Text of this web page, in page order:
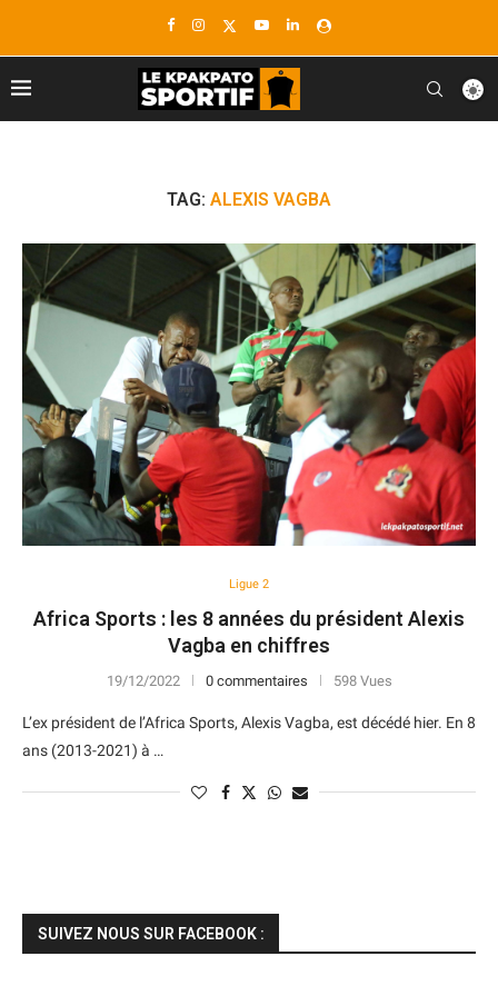
TAG: ALEXIS VAGBA
Ligue 2
Africa Sports : les 8 années du président Alexis
Vagba en chiffres
19/12/2022 0 commentaires 598 Vues
L’ex président de l’Africa Sports, Alexis Vagba, est décédé hier. En 8
ans (2013-2021) à …
SUIVEZ NOUS SUR FACEBOOK :